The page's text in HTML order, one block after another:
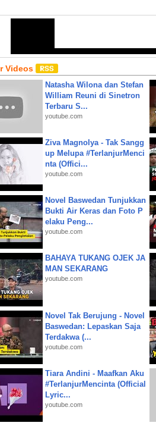
Videos
Natasha Wilona dan Stefan
William Reuni di Sinetron
Terbaru S...
youtube.com
Ziva Magnolya - Tak Sangg
up Melupa #TerlanjurMenci
nta (Offici...
youtube.com
Novel Baswedan Tunjukkan
Bukti Air Keras dan Foto P
elaku Peng...
youtube.com
BAHAYA TUKANG OJEK JA
MAN SEKARANG
youtube.com
Novel Tak Berujung - Novel
Baswedan: Lepaskan Saja
Terdakwa (...
youtube.com
Tiara Andini - Maafkan Aku
#TerlanjurMencinta (Official
Lyric...
youtube.com